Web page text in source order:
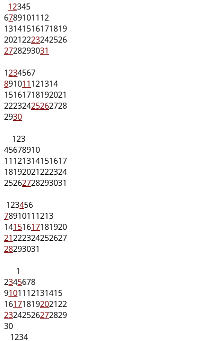
12345
6789101112
13141516171819
20212223242526
2728293031
1234567
891011121314
15161718192021
22232425262728
2930
123
45678910
11121314151617
18192021222324
25262728293031
123456
78910111213
14151617181920
21222324252627
28293031
1
2345678
9101112131415
16171819202122
23242526272829
30
1234